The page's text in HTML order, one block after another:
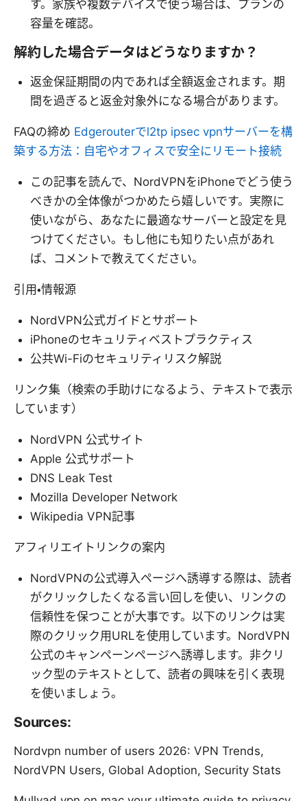
す。家族や複数デバイスで使う場合は、プランの
容量を確認。
解約した場合データはどうなりますか？
返金保証期間の内であれば全額返金されます。期
間を過ぎると返金対象外になる場合があります。
FAQの締め Edgerouterでl2tp ipsec vpnサーバーを構
築する方法：自宅やオフィスで安全にリモート接続
この記事を読んで、NordVPNをiPhoneでどう使う
べきかの全体像がつかめたら嬉しいです。実際に
使いながら、あなたに最適なサーバーと設定を見
つけてください。もし他にも知りたい点があれ
ば、コメントで教えてください。
引用・情報源
NordVPN公式ガイドとサポート
iPhoneのセキュリティベストプラクティス
公共Wi-Fiのセキュリティリスク解説
リンク集（検索の手助けになるよう、テキストで表示
しています）
NordVPN 公式サイト
Apple 公式サポート
DNS Leak Test
Mozilla Developer Network
Wikipedia VPN記事
アフィリエイトリンクの案内
NordVPNの公式導入ページへ誘導する際は、読者
がクリックしたくなる言い回しを使い、リンクの
信頼性を保つことが大事です。以下のリンクは実
際のクリック用URLを使用しています。NordVPN
公式のキャンペーンページへ誘導します。非クリ
ック型のテキストとして、読者の興味を引く表現
を使いましょう。
Sources:
Nordvpn number of users 2026: VPN Trends,
NordVPN Users, Global Adoption, Security Stats